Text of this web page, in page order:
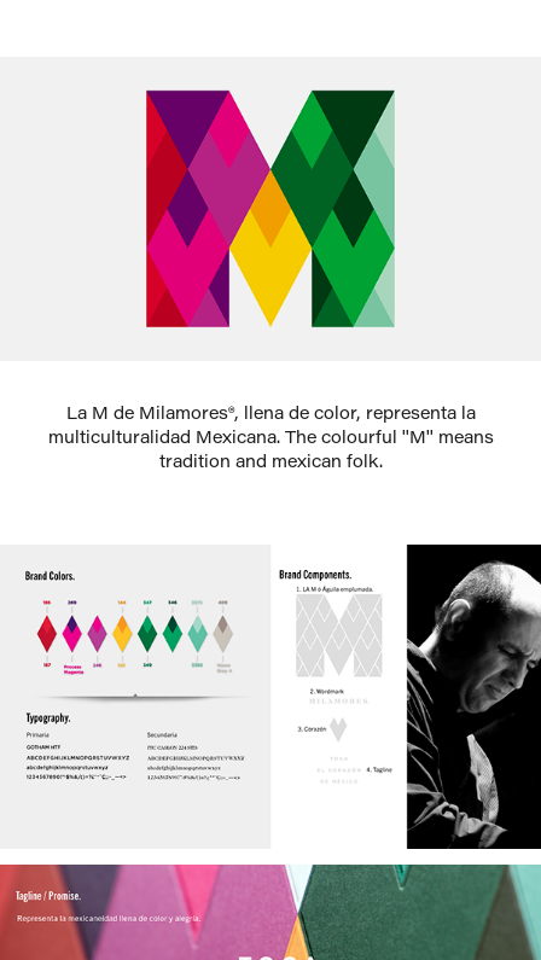
La M de Milamores®, llena de color, representa la
multiculturalidad Mexicana. The colourful ''M'' means
tradition and mexican folk.